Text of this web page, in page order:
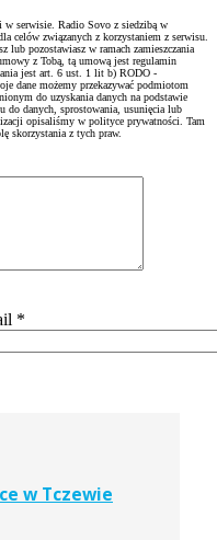
w serwisie. Radio Sovo z siedzibą w
celów związanych z korzystaniem z serwisu.
lub pozostawiasz w ramach zamieszczania
z Tobą, tą umową jest regulamin
jest art. 6 ust. 1 lit b) RODO -
dane możemy przekazywać podmiotom
do uzyskania danych na podstawie
do danych, sprostowania, usunięcia lub
opisaliśmy w polityce prywatności. Tam
skorzystania z tych praw.
*
w Tczewie